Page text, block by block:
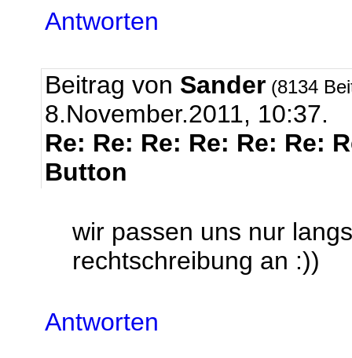
Antworten
Beitrag von Sander (8134
8.November.2011, 10:37.
Re: Re: Re: Re: Re: Re:
Button
wir passen uns nur
rechtschreibung an :))
Antworten